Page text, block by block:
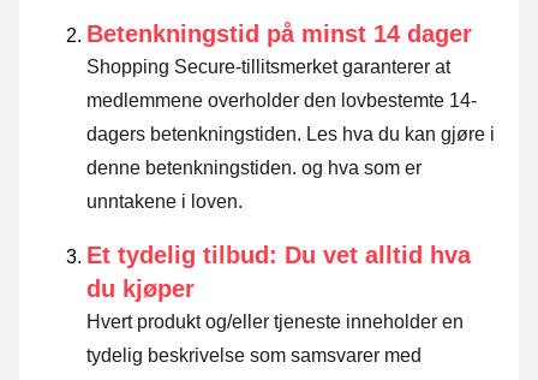
Betenkningstid på minst 14 dager
Shopping Secure-tillitsmerket garanterer at
medlemmene overholder den lovbestemte 14-
dagers betenkningstiden. Les hva du kan gjøre i
denne betenkningstiden. og hva som er
unntakene i loven.
Et tydelig tilbud: Du vet alltid hva
du kjøper
Hvert produkt og/eller tjeneste inneholder en
tydelig beskrivelse som samsvarer med